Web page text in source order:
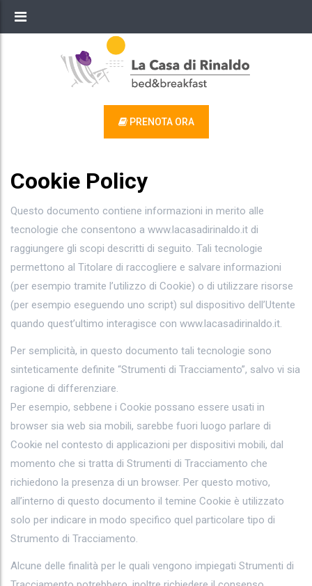
PRENOTA ORA
Cookie Policy
Questo documento contiene informazioni in merito alle
tecnologie che consentono a www.lacasadirinaldo.it di
raggiungere gli scopi descritti di seguito. Tali tecnologie
permettono al Titolare di raccogliere e salvare informazioni
(per esempio tramite l’utilizzo di Cookie) o di utilizzare risorse
(per esempio eseguendo uno script) sul dispositivo dell’Utente
quando quest’ultimo interagisce con www.lacasadirinaldo.it.
Per semplicità, in questo documento tali tecnologie sono
sinteticamente definite “Strumenti di Tracciamento”, salvo vi sia
ragione di differenziare.
Per esempio, sebbene i Cookie possano essere usati in
browser sia web sia mobili, sarebbe fuori luogo parlare di
Cookie nel contesto di applicazioni per dispositivi mobili, dal
momento che si tratta di Strumenti di Tracciamento che
richiedono la presenza di un browser. Per questo motivo,
all’interno di questo documento il temine Cookie è utilizzato
solo per indicare in modo specifico quel particolare tipo di
Strumento di Tracciamento.
Alcune delle finalità per le quali vengono impiegati Strumenti di